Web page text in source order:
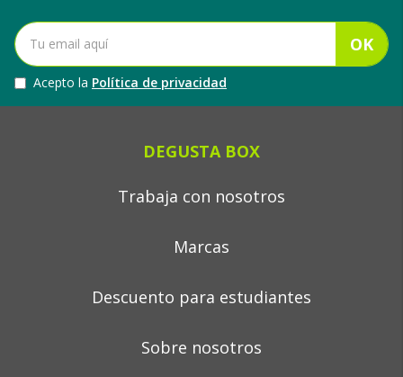
OK
Acepto la Política de privacidad
DEGUSTA BOX
Trabaja con nosotros
Marcas
Descuento para estudiantes
Sobre nosotros